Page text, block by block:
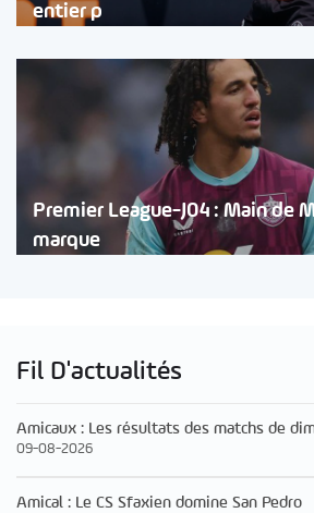
entier p
Premier League-J04 : Main de
marque
Fil D'actualités
Amicaux : Les résultats des matchs de
09-08-2026
Amical : Le CS Sfaxien domine San Pedro